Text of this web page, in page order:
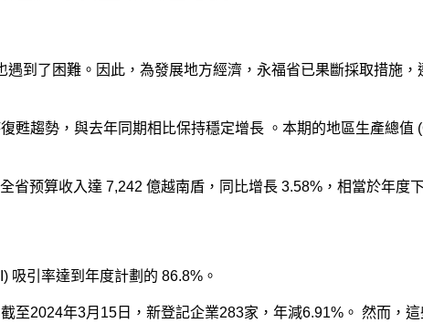
到了困難。因此，為發展地方經濟，永福省已果斷採取措施
甦趨勢，與去年同期相比保持穩定增長 。本期的地區生產總
省预算收入達 7,242 億越南盾，同比增長 3.58%，相當於年
吸引率達到年度計劃的 86.8%。
至2024年3月15日，新登記企業283家，年減6.91%。 然而，